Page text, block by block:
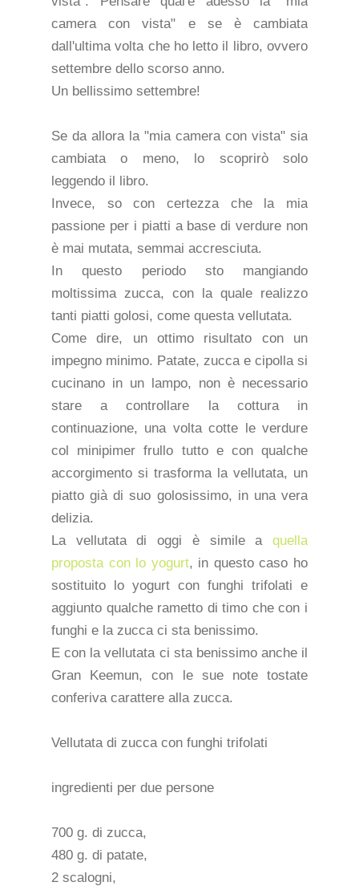
camera con vista" e se è cambiata
dall'ultima volta che ho letto il libro, ovvero
settembre dello scorso anno.
Un bellissimo settembre!
Se da allora la "mia camera con vista" sia
cambiata o meno, lo scoprirò solo
leggendo il libro.
Invece, so con certezza che la mia
passione per i piatti a base di verdure non
è mai mutata, semmai accresciuta.
In questo periodo sto mangiando
moltissima zucca, con la quale realizzo
tanti piatti golosi, come questa vellutata.
Come dire, un ottimo risultato con un
impegno minimo. Patate, zucca e cipolla si
cucinano in un lampo, non è necessario
stare a controllare la cottura in
continuazione, una volta cotte le verdure
col minipimer frullo tutto e con qualche
accorgimento si trasforma la vellutata, un
piatto già di suo golosissimo, in una vera
delizia.
La vellutata di oggi è simile a quella
proposta con lo yogurt, in questo caso ho
sostituito lo yogurt con funghi trifolati e
aggiunto qualche rametto di timo che con i
funghi e la zucca ci sta benissimo.
E con la vellutata ci sta benissimo anche il
Gran Keemun, con le sue note tostate
conferiva carattere alla zucca.
Vellutata di zucca con funghi trifolati
ingredienti per due persone
700 g. di zucca,
480 g. di patate,
2 scalogni,